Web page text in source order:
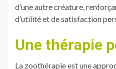
d’une autre créature,
d’utilité et de satisfaction
Une thérapie
La zoothérapie est une